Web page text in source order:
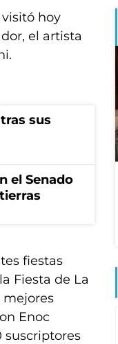
hoy
el artista
sus
el Senado
fiestas
Fiesta de La
mejores
Enoc
suscriptores